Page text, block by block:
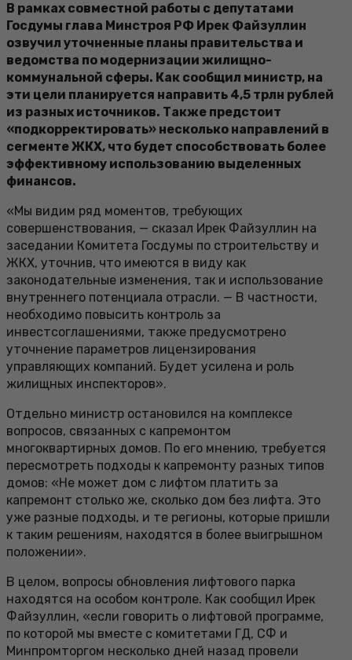
В рамках совместной работы с депутатами
Госдумы глава Минстроя РФ Ирек Файзуллин
озвучил уточненные планы правительства и
ведомства по модернизации жилищно-
коммунальной сферы. Как сообщил министр, на
эти цели планируется направить 4,5 трлн рублей
из разных источников. Также предстоит
«подкорректировать» несколько направлений в
сегменте ЖКХ, что будет способствовать более
эффективному использованию выделенных
финансов.
«Мы видим ряд моментов, требующих
совершенствования, — сказал Ирек Файзуллин на
заседании Комитета Госдумы по строительству и
ЖКХ, уточнив, что имеются в виду как
законодательные изменения, так и использование
внутреннего потенциала отрасли. — В частности,
необходимо повысить контроль за
инвестсоглашениями, также предусмотрено
уточнение параметров лицензирования
управляющих компаний. Будет усилена и роль
жилищных инспекторов».
Отдельно министр остановился на комплексе
вопросов, связанных с капремонтом
многоквартирных домов. По его мнению, требуется
пересмотреть подходы к капремонту разных типов
домов: «Не может дом с лифтом платить за
капремонт столько же, сколько дом без лифта. Это
уже разные подходы, и те регионы, которые пришли
к таким решениям, находятся в более выигрышном
положении».
В целом, вопросы обновления лифтового парка
находятся на особом контроле. Как сообщил Ирек
Файзуллин, «если говорить о лифтовой программе,
по которой мы вместе с комитетами ГД, СФ и
Минпромторгом несколько дней назад провели